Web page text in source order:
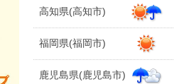
高知県(高知市)
福岡県(福岡市)
鹿児島県(鹿児島市)